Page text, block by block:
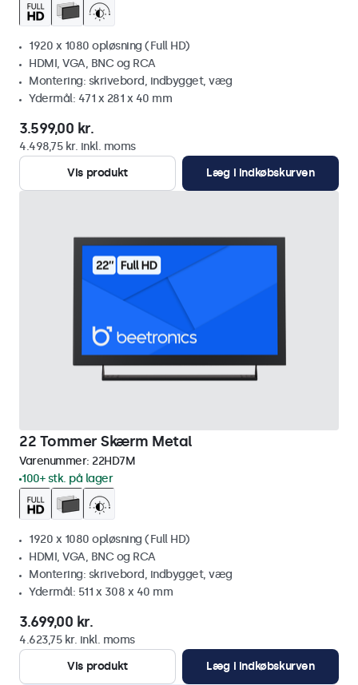
1920 x 1080 opløsning (Full HD)
HDMI, VGA, BNC og RCA
Montering: skrivebord, indbygget, væg
Ydermål: 471 x 281 x 40 mm
3.599,00 kr.
4.498,75 kr. inkl. moms
Vis produkt
Læg i indkøbskurven
22 Tommer Skærm Metal
Varenummer: 22HD7M
100+ stk. på lager
1920 x 1080 opløsning (Full HD)
HDMI, VGA, BNC og RCA
Montering: skrivebord, indbygget, væg
Ydermål: 511 x 308 x 40 mm
3.699,00 kr.
4.623,75 kr. inkl. moms
Vis produkt
Læg i indkøbskurven